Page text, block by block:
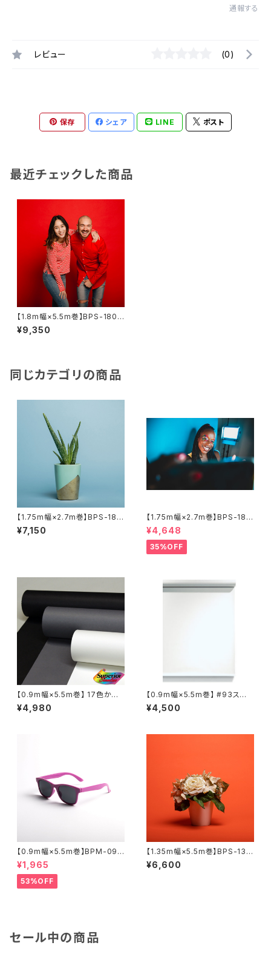
通報する
レビュー (0)
保存 シェア LINE ポスト
最近チェックした商品
【1.8m幅×5.5m巻】BPS-1805
全17色 スーペリア背景紙
¥9,350
同じカテゴリの商品
【1.75m幅×2.7m巻】BPS-180
0 全50色 スーペリア背景紙
¥7,150
【1.75m幅×2.7m巻】BPS-180
0 廃番色 スーペリア背景紙
¥4,648
35%OFF
【0.9m幅×5.5m巻】 17色から
選択3本セット スーペリア背景
紙
¥4,980
【0.9m幅×5.5m巻】 #93スー
パーホワイト×５本セット スー
ペリア背景紙
¥4,500
【0.9m幅×5.5m巻】BPM-095
5 全17色 スーペリア背景紙
¥1,965
53%OFF
【1.35m幅×5.5m巻】BPS-130
5 全50色 スーペリア背景紙
¥6,600
セール中の商品